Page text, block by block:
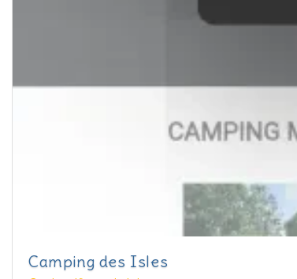
Camping des Isles